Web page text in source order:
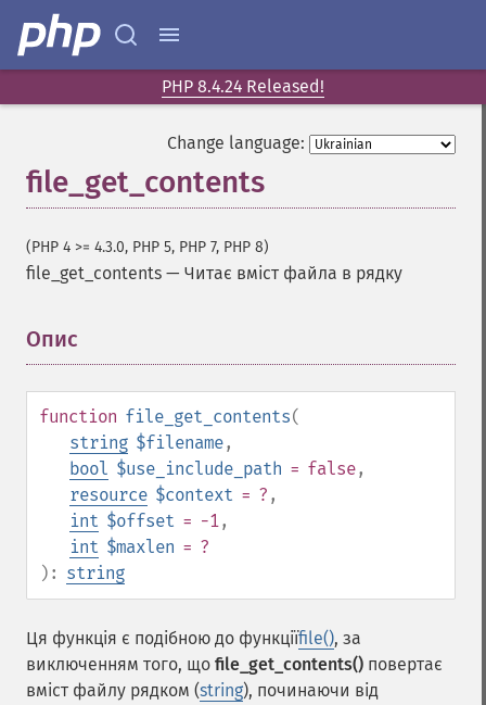
PHP 8.4.24 Released!
Change language:
file_get_contents
(PHP 4 >= 4.3.0, PHP 5, PHP 7, PHP 8)
file_get_contents — Читає вміст файла в рядку
Опис
function file_get_contents(
string $filename,
bool $use_include_path = false,
resource $context = ? ,
int $offset = -1,
int $maxlen = ?
): string
Ця функція є подібною до функціїfile(), за
виключенням того, що file_get_contents() повертає
вміст файлу рядком (string), починаючи від